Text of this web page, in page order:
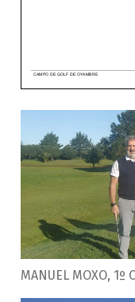
MANUEL MOXO, 1º